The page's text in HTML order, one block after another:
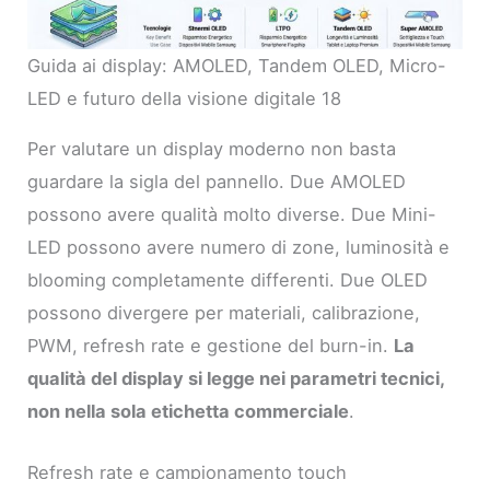
Guida ai display: AMOLED, Tandem OLED, Micro-
LED e futuro della visione digitale 18
Per valutare un display moderno non basta
guardare la sigla del pannello. Due AMOLED
possono avere qualità molto diverse. Due Mini-
LED possono avere numero di zone, luminosità e
blooming completamente differenti. Due OLED
possono divergere per materiali, calibrazione,
PWM, refresh rate e gestione del burn-in. La
qualità del display si legge nei parametri tecnici,
non nella sola etichetta commerciale.
Refresh rate e campionamento touch